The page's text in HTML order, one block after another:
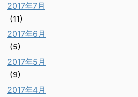
2017年7月
(11)
2017年6月
(5)
2017年5月
(9)
2017年4月